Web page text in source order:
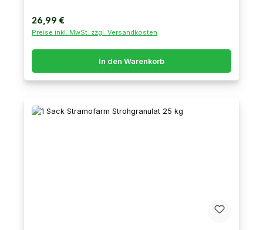
Regulärer Preis:
26,99 €
Preise inkl. MwSt. zzgl. Versandkosten
In den Warenkorb